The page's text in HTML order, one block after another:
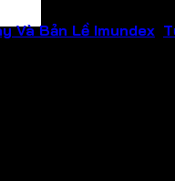
Và Bản Lề Imundex